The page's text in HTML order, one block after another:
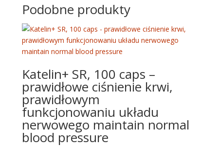
Podobne produkty
Katelin+ SR, 100 caps –
prawidłowe ciśnienie krwi,
prawidłowym
funkcjonowaniu układu
nerwowego maintain normal
blood pressure